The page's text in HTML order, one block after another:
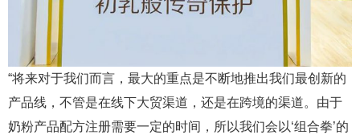
“将来对于我们而言，最大的重点是不断地推出我们最创新的
产品线，不管是在线下大贸渠道，还是在跨境的渠道。由于
奶粉产品配方注册需要一定的时间，所以我们会以‘组合拳’的